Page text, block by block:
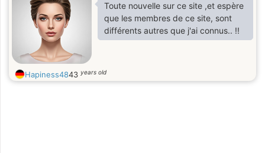
Toute nouvelle sur ce site ,et espère
que les membres de ce site, sont
différents autres que j'ai connus.. !!
Hapiness4843 years old